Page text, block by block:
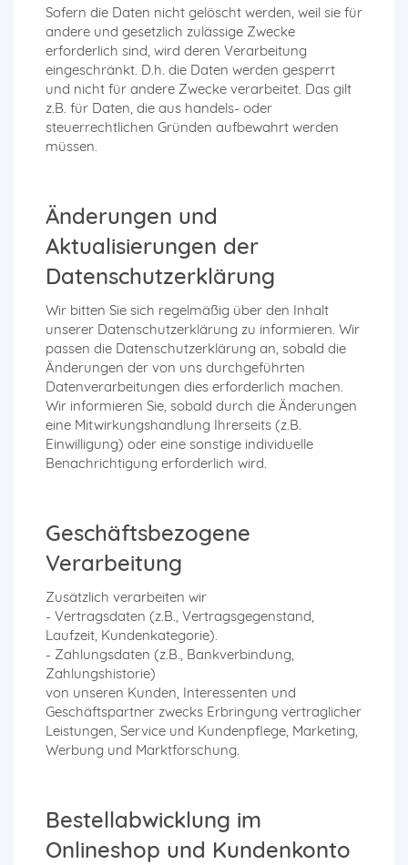
Sofern die Daten nicht gelöscht werden, weil sie für
andere und gesetzlich zulässige Zwecke
erforderlich sind, wird deren Verarbeitung
eingeschränkt. D.h. die Daten werden gesperrt
und nicht für andere Zwecke verarbeitet. Das gilt
z.B. für Daten, die aus handels- oder
steuerrechtlichen Gründen aufbewahrt werden
müssen.
Änderungen und
Aktualisierungen der
Datenschutzerklärung
Wir bitten Sie sich regelmäßig über den Inhalt
unserer Datenschutzerklärung zu informieren. Wir
passen die Datenschutzerklärung an, sobald die
Änderungen der von uns durchgeführten
Datenverarbeitungen dies erforderlich machen.
Wir informieren Sie, sobald durch die Änderungen
eine Mitwirkungshandlung Ihrerseits (z.B.
Einwilligung) oder eine sonstige individuelle
Benachrichtigung erforderlich wird.
Geschäftsbezogene
Verarbeitung
Zusätzlich verarbeiten wir
- Vertragsdaten (z.B., Vertragsgegenstand,
Laufzeit, Kundenkategorie).
- Zahlungsdaten (z.B., Bankverbindung,
Zahlungshistorie)
von unseren Kunden, Interessenten und
Geschäftspartner zwecks Erbringung vertraglicher
Leistungen, Service und Kundenpflege, Marketing,
Werbung und Marktforschung.
Bestellabwicklung im
Onlineshop und Kundenkonto